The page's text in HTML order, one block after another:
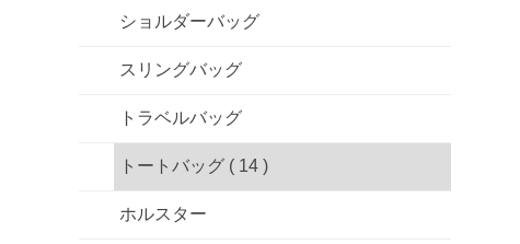
ショルダーバッグ
スリングバッグ
トラベルバッグ
トートバッグ ( 14 )
ホルスター